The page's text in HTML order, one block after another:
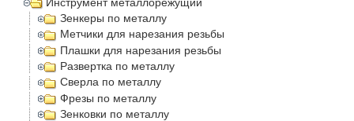
Зенкеры по металлу
Метчики для нарезания резьбы
Плашки для нарезания резьбы
Развертка по металлу
Сверла по металлу
Фрезы по металлу
Зенковки по металлу